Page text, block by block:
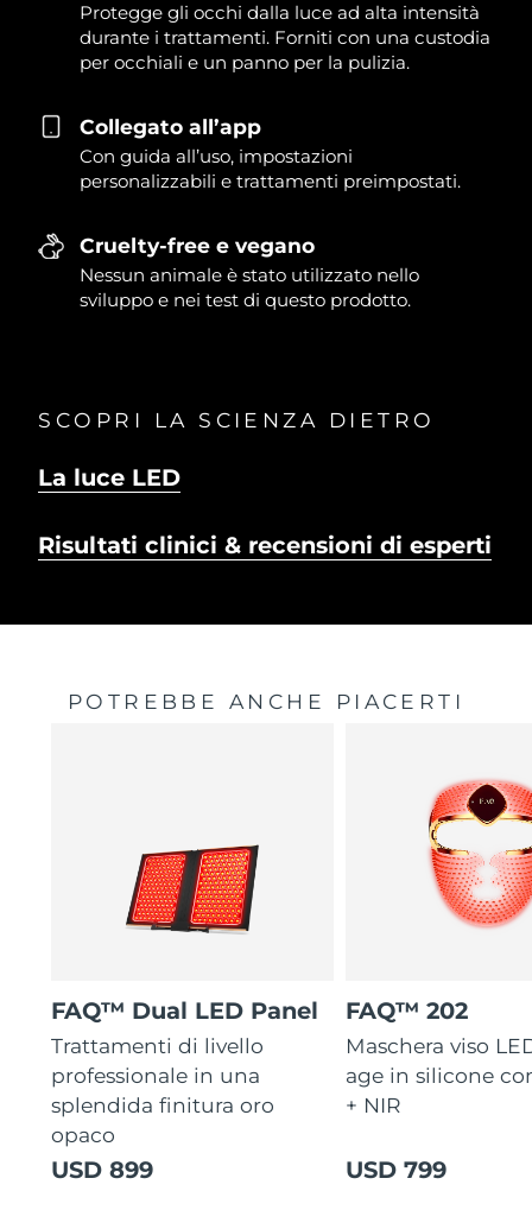
Protegge gli occhi dalla luce ad alta intensità
durante i trattamenti. Forniti con una custodia
per occhiali e un panno per la pulizia.
Collegato all’app
Con guida all’uso, impostazioni
personalizzabili e trattamenti preimpostati.
Cruelty-free e vegano
Nessun animale è stato utilizzato nello
sviluppo e nei test di questo prodotto.
SCOPRI LA SCIENZA DIETRO
La luce LED
Risultati clinici & recensioni di esperti
POTREBBE ANCHE PIACERTI
FAQ™ Dual LED Panel
Trattamenti di livello
professionale in una
splendida finitura oro
opaco
USD 899
FAQ™ 202
Maschera viso
age in silicone
+ NIR
USD 799